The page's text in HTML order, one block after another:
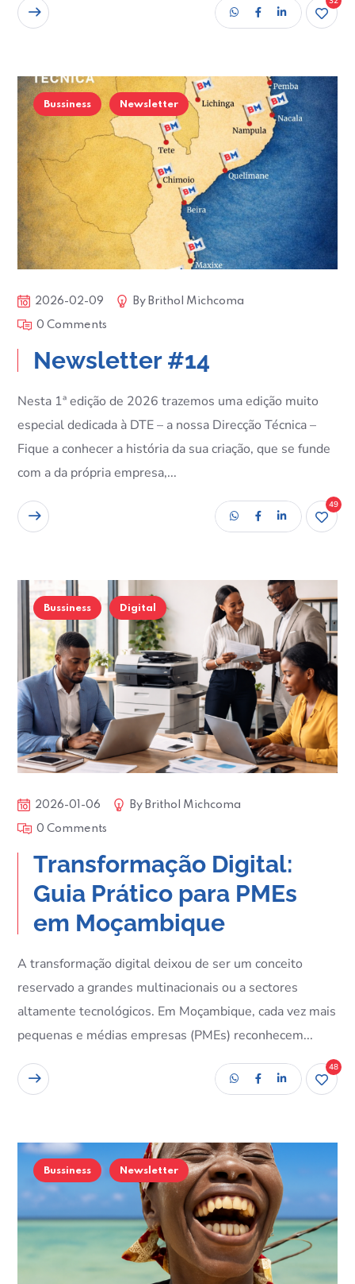
Bussiness Newsletter
2026-02-09 By Brithol Michcoma
0 Comments
Newsletter #14
Nesta 1ª edição de 2026 trazemos uma edição muito
especial dedicada à DTE – a nossa Direcção Técnica –
Fique a conhecer a história da sua criação, que se funde
com a da própria empresa,...
49
Bussiness Digital
2026-01-06 By Brithol Michcoma
0 Comments
Transformação Digital:
Guia Prático para PMEs
em Moçambique
A transformação digital deixou de ser um conceito
reservado a grandes multinacionais ou a sectores
altamente tecnológicos. Em Moçambique, cada vez mais
pequenas e médias empresas (PMEs) reconhecem...
48
Bussiness Newsletter